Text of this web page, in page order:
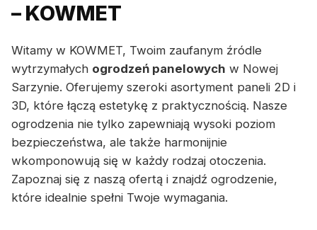
– KOWMET
Witamy w KOWMET, Twoim zaufanym źródle
wytrzymałych ogrodzeń panelowych w Nowej
Sarzynie. Oferujemy szeroki asortyment paneli 2D i
3D, które łączą estetykę z praktycznością. Nasze
ogrodzenia nie tylko zapewniają wysoki poziom
bezpieczeństwa, ale także harmonijnie
wkomponowują się w każdy rodzaj otoczenia.
Zapoznaj się z naszą ofertą i znajdź ogrodzenie,
które idealnie spełni Twoje wymagania.